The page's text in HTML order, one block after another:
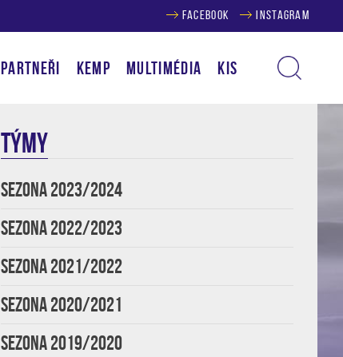
FACEBOOK INSTAGRAM
PARTNEŘI KEMP MULTIMÉDIA KIS
TÝMY
SEZONA 2023/2024
SEZONA 2022/2023
SEZONA 2021/2022
SEZONA 2020/2021
SEZONA 2019/2020